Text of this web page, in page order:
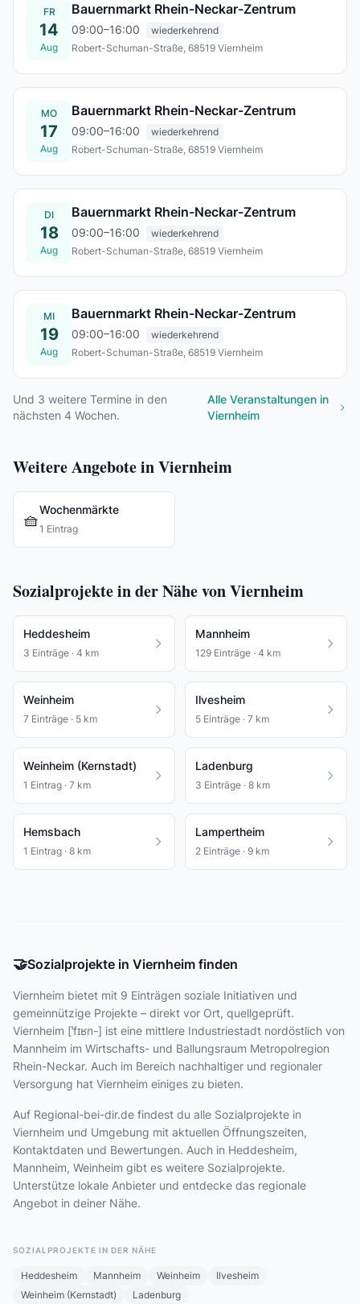
FR
14
Aug
Bauernmarkt Rhein-Neckar-Zentrum
09:00–16:00
wiederkehrend
Robert-Schuman-Straße, 68519 Viernheim
MO
17
Aug
Bauernmarkt Rhein-Neckar-Zentrum
09:00–16:00
wiederkehrend
Robert-Schuman-Straße, 68519 Viernheim
DI
18
Aug
Bauernmarkt Rhein-Neckar-Zentrum
09:00–16:00
wiederkehrend
Robert-Schuman-Straße, 68519 Viernheim
MI
19
Aug
Bauernmarkt Rhein-Neckar-Zentrum
09:00–16:00
wiederkehrend
Robert-Schuman-Straße, 68519 Viernheim
Und 3 weitere Termine in den
nächsten 4 Wochen.
Alle Veranstaltungen in
Viernheim
Weitere Angebote in Viernheim
🧺
Wochenmärkte
1 Eintrag
Sozialprojekte in der Nähe von Viernheim
Heddesheim
3 Einträge · 4 km
Mannheim
129 Einträge · 4 km
Weinheim
7 Einträge · 5 km
Ilvesheim
5 Einträge · 7 km
Weinheim (Kernstadt)
1 Eintrag · 7 km
Ladenburg
3 Einträge · 8 km
Hemsbach
1 Eintrag · 8 km
Lampertheim
2 Einträge · 9 km
🤝Sozialprojekte in Viernheim finden
Viernheim bietet mit 9 Einträgen soziale Initiativen und
gemeinnützige Projekte – direkt vor Ort, quellgeprüft.
Viernheim [ˈfɪʁn-] ist eine mittlere Industriestadt nordöstlich von
Mannheim im Wirtschafts- und Ballungsraum Metropolregion
Rhein-Neckar. Auch im Bereich nachhaltiger und regionaler
Versorgung hat Viernheim einiges zu bieten.
Auf Regional-bei-dir.de findest du alle Sozialprojekte in
Viernheim und Umgebung mit aktuellen Öffnungszeiten,
Kontaktdaten und Bewertungen. Auch in Heddesheim,
Mannheim, Weinheim gibt es weitere Sozialprojekte.
Unterstütze lokale Anbieter und entdecke das regionale
Angebot in deiner Nähe.
SOZIALPROJEKTE IN DER NÄHE
Heddesheim Mannheim Weinheim
Ilvesheim
Weinheim (Kernstadt)
Ladenburg